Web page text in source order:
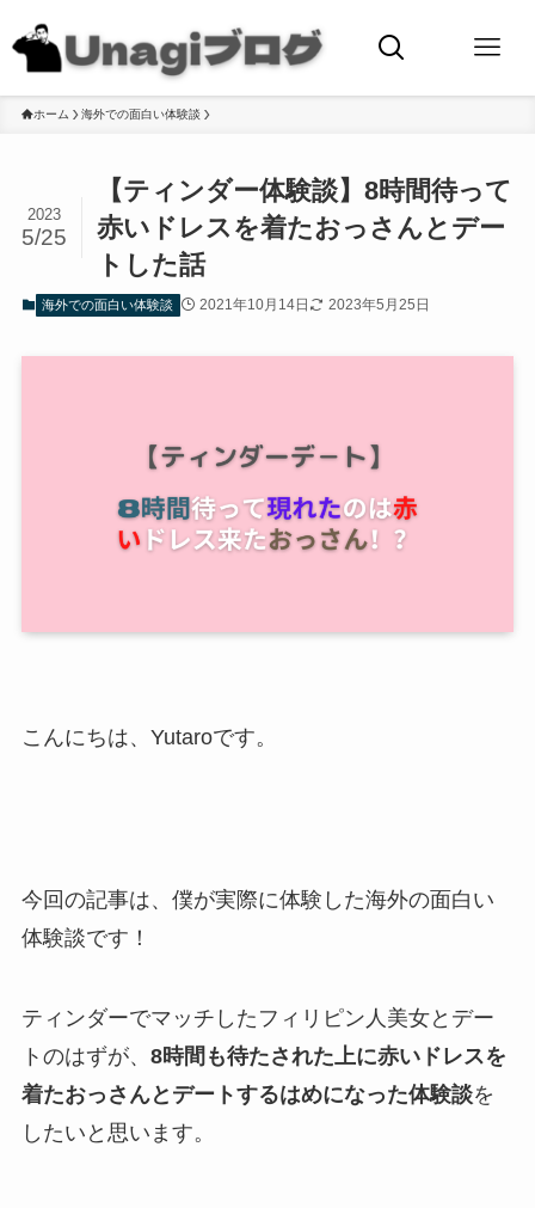
ホーム 海外での面白い体験談
【ティンダー体験談】8時間待って
赤いドレスを着たおっさんとデー
トした話
2023
5/25
海外での面白い体験談 2021年10月14日 2023年5月25日
こんにちは、Yutaroです。
今回の記事は、僕が実際に体験した海外の面白い
体験談です！
ティンダーでマッチしたフィリピン人美女とデー
トのはずが、 8時間も待たされた上に赤いドレスを
着たおっさんとデートするはめになった体験談を
したいと思います。